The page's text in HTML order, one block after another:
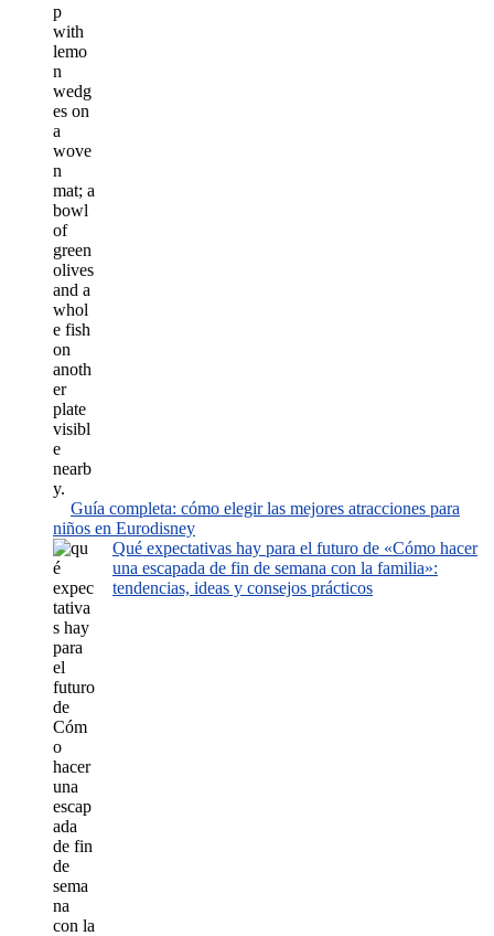
Guía completa: cómo elegir las mejores atracciones para
niños en Eurodisney
Qué expectativas hay para el futuro de «Cómo hacer
una escapada de fin de semana con la familia»:
tendencias, ideas y consejos prácticos